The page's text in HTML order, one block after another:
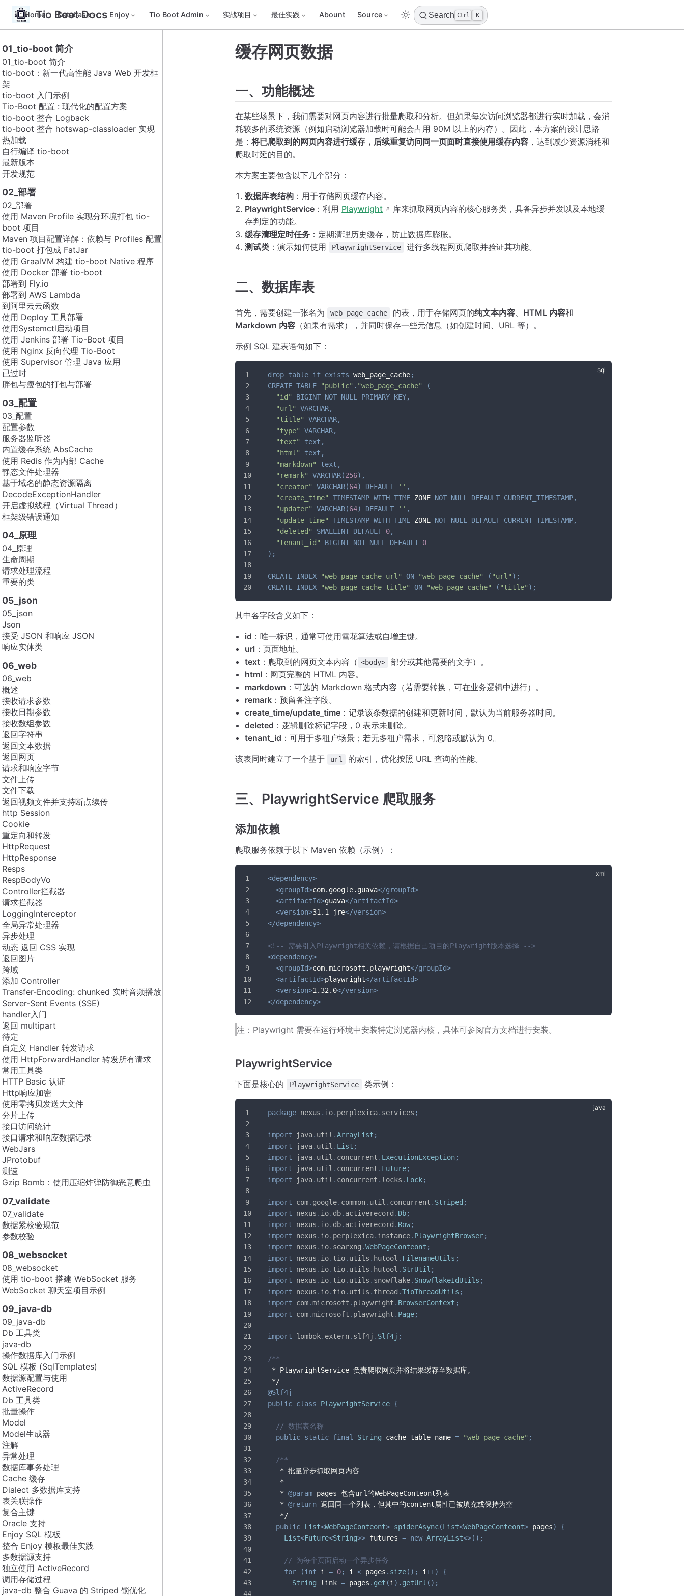
Tio Boot Docs
Home Database Enjoy Tio Boot Admin 实战项目 最佳实践 Abount Source Search Ctrl K
01_tio-boot 简介
01_tio-boot 简介
tio-boot：新一代高性能 Java Web 开发框
架
tio-boot 入门示例
Tio-Boot 配置 : 现代化的配置方案
tio-boot 整合 Logback
tio-boot 整合 hotswap-classloader 实现
热加载
自行编译 tio-boot
最新版本
开发规范
02_部署
02_部署
使用 Maven Profile 实现分环境打包 tio-
boot 项目
Maven 项目配置详解：依赖与 Profiles 配置
tio-boot 打包成 FatJar
使用 GraalVM 构建 tio-boot Native 程序
使用 Docker 部署 tio-boot
部署到 Fly.io
部署到 AWS Lambda
到阿里云云函数
使用 Deploy 工具部署
使用Systemctl启动项目
使用 Jenkins 部署 Tio-Boot 项目
使用 Nginx 反向代理 Tio-Boot
使用 Supervisor 管理 Java 应用
已过时
胖包与瘦包的打包与部署
03_配置
03_配置
配置参数
服务器监听器
内置缓存系统 AbsCache
使用 Redis 作为内部 Cache
静态文件处理器
基于域名的静态资源隔离
DecodeExceptionHandler
开启虚拟线程（Virtual Thread）
框架级错误通知
04_原理
04_原理
生命周期
请求处理流程
重要的类
05_json
05_json
Json
接受 JSON 和响应 JSON
响应实体类
06_web
06_web
概述
接收请求参数
接收日期参数
接收数组参数
返回字符串
返回文本数据
返回网页
请求和响应字节
文件上传
文件下载
返回视频文件并支持断点续传
http Session
Cookie
重定向和转发
HttpRequest
HttpResponse
Resps
RespBodyVo
Controller拦截器
请求拦截器
LoggingInterceptor
全局异常处理器
异步处理
动态 返回 CSS 实现
返回图片
跨域
添加 Controller
Transfer-Encoding: chunked 实时音频播放
Server-Sent Events (SSE)
handler入门
返回 multipart
待定
自定义 Handler 转发请求
使用 HttpForwardHandler 转发所有请求
常用工具类
HTTP Basic 认证
Http响应加密
使用零拷贝发送大文件
分片上传
接口访问统计
接口请求和响应数据记录
WebJars
JProtobuf
测速
Gzip Bomb：使用压缩炸弹防御恶意爬虫
07_validate
07_validate
数据紧校验规范
参数校验
08_websocket
08_websocket
使用 tio-boot 搭建 WebSocket 服务
WebSocket 聊天室项目示例
09_java-db
09_java-db
Db 工具类
java‑db
操作数据库入门示例
SQL 模板 (SqlTemplates)
数据源配置与使用
ActiveRecord
Db 工具类
批量操作
Model
Model生成器
注解
异常处理
数据库事务处理
Cache 缓存
Dialect 多数据库支持
表关联操作
复合主键
Oracle 支持
Enjoy SQL 模板
整合 Enjoy 模板最佳实践
多数据源支持
独立使用 ActiveRecord
调用存储过程
java-db 整合 Guava 的 Striped 锁优化
缓存网页数据
一、功能概述
在某些场景下，我们需要对网页内容进行批量爬取和分析。但如果每次访问浏览器都进行实时加载，会消
耗较多的系统资源（例如启动浏览器加载时可能会占用 90M 以上的内存）。因此，本方案的设计思路
是：将已爬取到的网页内容进行缓存，后续重复访问同一页面时直接使用缓存内容 ，达到减少资源消耗和
爬取时延的目的。
本方案主要包含以下几个部分：
数据库表结构 ：用于存储网页缓存内容。
PlaywrightService ：利用 Playwright
库来抓取网页内容的核心服务类，具备异步并发以及本地缓
存判定的功能。
缓存清理定时任务 ：定期清理历史缓存，防止数据库膨胀。
测试类 ：演示如何使用 PlaywrightService 进行多线程网页爬取并验证其功能。
二、数据库表
首先，需要创建一张名为 web_page_cache 的表，用于存储网页的纯文本内容、 HTML 内容和
Markdown 内容 （如果有需求），并同时保存一些元信息（如创建时间、URL 等）。
示例 SQL 建表语句如下：
drop table if exists web_page_cache;
CREATE TABLE "public" . "web_page_cache"
(
"id"
BIGINT NOT NULL PRIMARY KEY,
"url"
VARCHAR,
"title"
VARCHAR,
"type"
VARCHAR,
"text"
text ,
"html"
text ,
"markdown"
text ,
"remark"
VARCHAR(256) ,
"creator"
VARCHAR(64) DEFAULT '' ,
"create_time"
TIMESTAMP WITH TIME ZONE NOT NULL DEFAULT CURRENT_TIMESTAMP,
"updater"
VARCHAR(64) DEFAULT '' ,
"update_time"
TIMESTAMP WITH TIME ZONE NOT NULL DEFAULT CURRENT_TIMESTAMP,
"deleted"
SMALLINT DEFAULT 0,
"tenant_id"
BIGINT NOT NULL DEFAULT 0
) ;
CREATE INDEX "web_page_cache_url" ON "web_page_cache" ( "url" ) ;
CREATE INDEX "web_page_cache_title" ON "web_page_cache" ( "title" ) ;
其中各字段含义如下：
id ：唯一标识，通常可使用雪花算法或自增主键。
url ：页面地址。
text ：爬取到的网页文本内容（ <body>
部分或其他需要的文字）。
html ：网页完整的 HTML 内容。
markdown ：可选的 Markdown 格式内容（若需要转换，可在业务逻辑中进行）。
remark ：预留备注字段。
create_time/update_time ：记录该条数据的创建和更新时间，默认为当前服务器时间。
deleted ：逻辑删除标记字段，0 表示未删除。
tenant_id ：可用于多租户场景；若无多租户需求，可忽略或默认为 0。
该表同时建立了一个基于 url 的索引，优化按照 URL 查询的性能。
三、PlaywrightService 爬取服务
添加依赖
爬取服务依赖于以下 Maven 依赖（示例）：
<dependency>
<groupId>com.google.guava</groupId>
<artifactId>guava</artifactId>
<version>31.1-jre</version>
</dependency>
<!-- 需要引入Playwright相关依赖，请根据自己项目的Playwright版本选择 -->
<dependency>
<groupId>com.microsoft.playwright</groupId>
<artifactId>playwright</artifactId>
<version>1.32.0</version>
</dependency>
注：Playwright 需要在运行环境中安装特定浏览器内核，具体可参阅官方文档进行安装。
PlaywrightService
下面是核心的 PlaywrightService 类示例：
package nexus . io. perplexica. services ;
import java. util .ArrayList ;
import
java. util . List ;
import
java. util . concurrent . ExecutionException;
import
java. util . concurrent . Future;
import
java. util . concurrent . locks . Lock;
import com. google. common. util . concurrent . Striped ;
import
nexus . io. db. activerecord . Db;
import
nexus . io. db. activerecord . Row;
import
nexus . io. perplexica. instance. PlaywrightBrowser;
import
nexus . io. searxng .WebPageConteont ;
import
nexus . io. tio. utils . hutool . FilenameUtils ;
import
nexus . io. tio. utils . hutool . StrUtil ;
import
nexus . io. tio. utils . snowflake. SnowflakeIdUtils ;
import
nexus . io. tio. utils . thread .TioThreadUtils ;
import
com.microsoft . playwright . BrowserContext ;
import
com.microsoft . playwright . Page;
import lombok. extern. slf4j . Slf4j ;
/**
* PlaywrightService 负责爬取网页并将结果缓存至数据库。
*/
@Slf4j
public class PlaywrightService {
// 数据表名称
public static final String cache_table_name = "web_page_cache" ;
/**
   * 批量异步抓取网页内容
   *
   *
@param pages 包含url的WebPageConteont列表
   *
@return 返回同一个列表，但其中的content属性已被填充或保持为空
   */
public List<WebPageConteont> spiderAsync(List<WebPageConteont> pages)
{
List<Future<String>> futures = new ArrayList<>( ) ;
// 为每个页面启动一个异步任务
for
(int i = 0; i < pages . size( ) ; i++)
{
String link = pages . get (i ) . getUrl ( ) ;